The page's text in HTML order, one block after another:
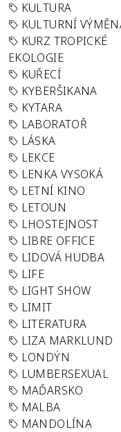
KULTURA
KULTURNÍ
KURZ TROPICKÉ
EKOLOGIE
KUŘECÍ
KYBERŠIKANA
KYTARA
LABORATOŘ
LÁSKA
LEKCE
LENKA VYSOKÁ
LETNÍ KINO
LETOUN
LHOSTEJNOST
LIBRE OFFICE
LIDOVÁ HUDBA
LIFE
LIGHT SHOW
LIMIT
LITERATURA
LIZA MARKLUND
LONDÝN
LUMBERSEXUAL
MAĎARSKO
MALBA
MANDOLÍNA